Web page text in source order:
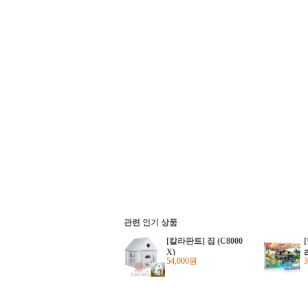
관련 인기 상품
[칼라판트] 집 (C8000
X)
54,000원